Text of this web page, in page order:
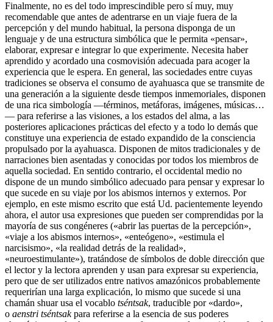
Finalmente, no es del todo imprescindible pero sí muy, muy
recomendable que antes de adentrarse en un viaje fuera de la
percepción y del mundo habitual, la persona disponga de un
lenguaje y de una estructura simbólica que le permita «pensar»,
elaborar, expresar e integrar lo que experimente. Necesita haber
aprendido y acordado una cosmovisión adecuada para acoger la
experiencia que le espera. En general, las sociedades entre cuyas
tradiciones se observa el consumo de ayahuasca que se transmite de
una generación a la siguiente desde tiempos inmemoriales, disponen
de una rica simbología —términos, metáforas, imágenes, músicas…
— para referirse a las visiones, a los estados del alma, a las
posteriores aplicaciones prácticas del efecto y a todo lo demás que
constituye una experiencia de estado expandido de la consciencia
propulsado por la ayahuasca. Disponen de mitos tradicionales y de
narraciones bien asentadas y conocidas por todos los miembros de
aquella sociedad. En sentido contrario, el occidental medio no
dispone de un mundo simbólico adecuado para pensar y expresar lo
que sucede en su viaje por los abismos internos y externos. Por
ejemplo, en este mismo escrito que está Ud. pacientemente leyendo
ahora, el autor usa expresiones que pueden ser comprendidas por la
mayoría de sus congéneres («abrir las puertas de la percepción»,
«viaje a los abismos internos», «enteógeno», «estimula el
narcisismo», «la realidad detrás de la realidad»,
«neuroestimulante»), tratándose de símbolos de doble dirección que
el lector y la lectora aprenden y usan para expresar su experiencia,
pero que de ser utilizados entre nativos amazónicos probablemente
requerirían una larga explicación, lo mismo que sucede si una
chamán shuar usa el vocablo tséntsak, traducible por «dardo»,
o aenstri tséntsakpara referirse a la esencia de sus poderes